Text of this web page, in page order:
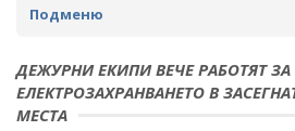
Подменю
НОВИНИ
ПРЕДСТОЯЩИ СЪБИТИЯ
ДЕЖУРНИ ЕКИПИ ВЕЧЕ РАБОТЯТ
ЕЛЕКТРОЗАХРАНВАНЕТО В
МЕСТА